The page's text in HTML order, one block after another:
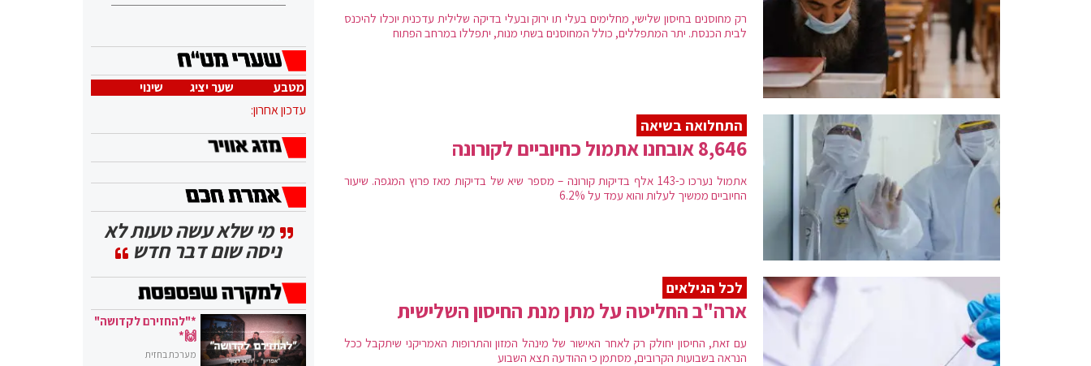
רק מחוסנים בחיסון שלישי, מחלימים בעלי תו ירוק ובעלי בדיקה שלילית עדכנית יוכלו להיכנס
לבית הכנסת. יתר המתפללים, כולל המחוסנים בשתי מנות, יתפללו במרחב הפתוח
התחלואה בשיאה
8,646 אובחנו אתמול כחיוביים לקורונה
אתמול נערכו כ-143 אלף בדיקות קורונה – מספר שיא של בדיקות מאז פרוץ המגפה. שיעור
החיוביים ממשיך לעלות והוא עמד על 6.2%
לכל הגילאים
ארה"ב החליטה על מתן מנת החיסון השלישית
עם זאת, החיסון יחולק רק לאחר האישור של מינהל המזון והתרופות האמריקני שיתקבל ככל
הנראה בשבועות הקרובים, מסתמן כי ההודעה תצא השבוע
מטבע שער יציג
שינוי
עדכון אחרון:
מי שלא עשה טעות לא
ניסה שום דבר חדש
*"להחזירם לקדושה"
🙌*
מערכת בחזית